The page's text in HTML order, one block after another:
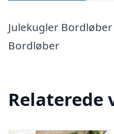
Julekugler
Bordløber
Relaterede